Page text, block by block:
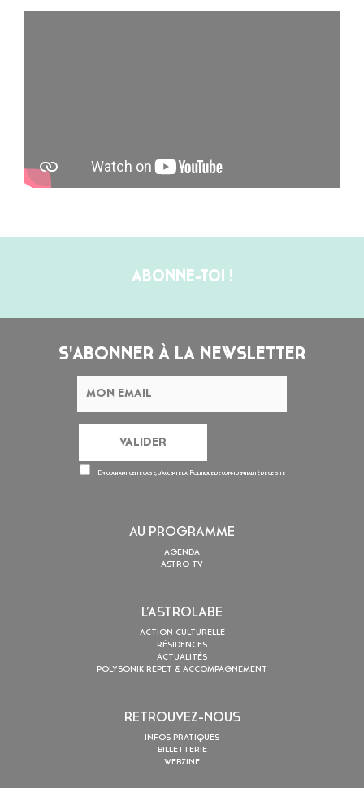
ABONNE-TOI !
S'ABONNER À LA NEWSLETTER
En cochant cette case, j’accepte la Politique de confidentialitéde ce site
AU PROGRAMME
AGENDA
ASTRO TV
L’ASTROLABE
ACTION CULTURELLE
RÉSIDENCES
ACTUALITÉS
POLYSONIK REPET & ACCOMPAGNEMENT
RETROUVEZ-NOUS
INFOS PRATIQUES
BILLETTERIE
WEBZINE